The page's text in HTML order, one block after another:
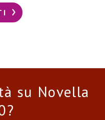
su Novella